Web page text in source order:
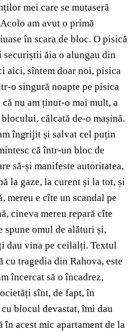
mei care se mutaseră
am avut o primă
în scara de bloc. O pisică
ăia o alungau din
aici, sîntem doar noi, pisica
o singură noapte pe pisica
nu am ținut-o mai mult, a
călcată de-o mașină.
îngrijit și salvat cel puțin
că într-un bloc de
să-și manifeste autoritatea,
la gaze, la curent și la tot, și
mereu e cîte un scandal pe
cineva mereu repară cîte
spune omul de alături și,
dau vina pe ceilalți. Textul
cu tragedia din Rahova, este
încercat să o încadrez,
sînt, de fapt, în
blocul devastat, îmi dau
acest mic apartament de la